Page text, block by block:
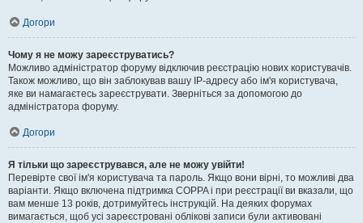
Догори
Чому я не можу зареєструватись?
Можливо адміністратор форуму відключив реєстрацію нових користувачів.
Також можливо, що він заблокував вашу IP-адресу або ім'я користувача,
яке ви намагаєтесь зареєструвати. Зверніться за допомогою до
адміністратора форуму.
Догори
Я тільки що зареєструвався, але не можу увійти!
Перевірте свої ім'я користувача та пароль. Якщо вони вірні, то можливі два
варіанти. Якщо включена підтримка COPPA і при реєстрації ви вказали, що
вам менше 13 років, дотримуйтесь інструкцій. На деяких форумах
вимагається, щоб усі зареєстровані облікові записи були активовані